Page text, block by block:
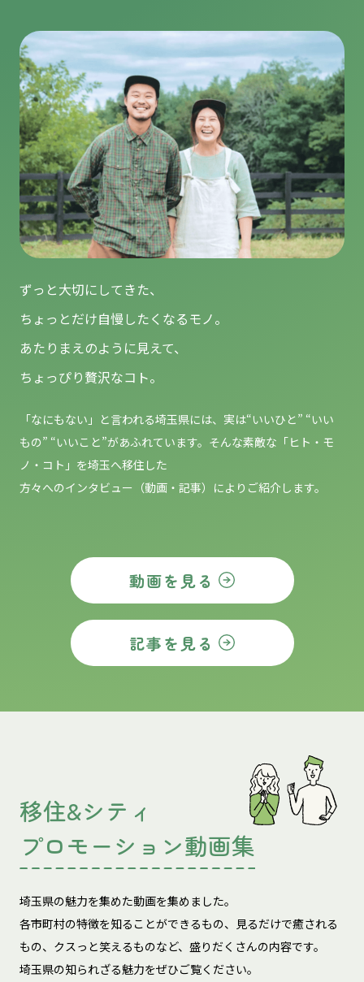
ずっと大切にしてきた、
ちょっとだけ自慢したくなるモノ。
あたりまえのように見えて、
ちょっぴり贅沢なコト。
「なにもない」と言われる埼玉県には、実は“いいひと” “いい
もの” “いいこと”があふれています。そんな素敵な「ヒト・モ
ノ・コト」を埼玉へ移住した
方々へのインタビュー（動画・記事）によりご紹介します。
動画を見る
記事を見る
移住&シティ
プロモーション動画集
埼玉県の魅力を集めた動画を集めました。
各市町村の特徴を知ることができるもの、見るだけで癒される
もの、 クスっと笑えるものなど、盛りだくさんの内容です。
埼玉県の知られざる魅力をぜひご覧ください。